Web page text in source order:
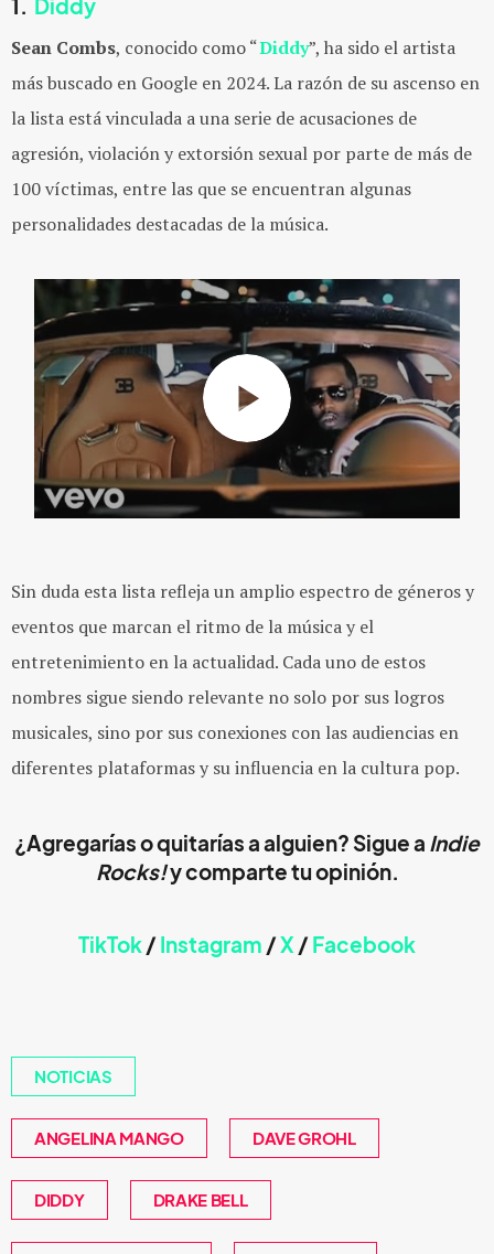
1. Diddy
Sean Combs, conocido como “Diddy”, ha sido el artista
más buscado en Google en 2024. La razón de su ascenso en
la lista está vinculada a una serie de acusaciones de
agresión, violación y extorsión sexual por parte de más de
100 víctimas, entre las que se encuentran algunas
personalidades destacadas de la música.
Sin duda esta lista refleja un amplio espectro de géneros y
eventos que marcan el ritmo de la música y el
entretenimiento en la actualidad. Cada uno de estos
nombres sigue siendo relevante no solo por sus logros
musicales, sino por sus conexiones con las audiencias en
diferentes plataformas y su influencia en la cultura pop.
¿Agregarías o quitarías a alguien? Sigue a Indie
Rocks!y comparte tu opinión.
TikTok/Instagram /X /Facebook
NOTICIAS
ANGELINA MANGO DAVE GROHL
DIDDY DRAKE BELL